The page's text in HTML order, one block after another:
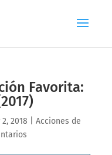
Favorita:
2018
Acciones de